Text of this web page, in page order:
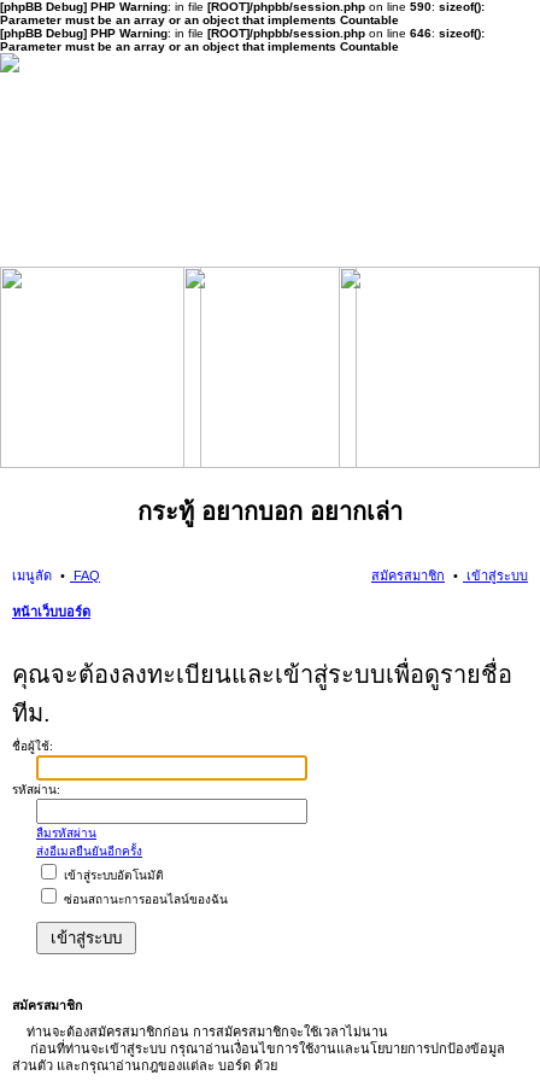
[phpBB Debug] PHP Warning: in file [ROOT]/phpbb/session.php on line 590: sizeof():
Parameter must be an array or an object that implements Countable
[phpBB Debug] PHP Warning: in file [ROOT]/phpbb/session.php on line 646: sizeof():
Parameter must be an array or an object that implements Countable
กระทู้ อยากบอก อยากเล่า
เมนูลัด FAQ เข้าสู่ระบบ
สมัครสมาชิก
หน้าเว็บบอร์ด
คุณจะต้องลงทะเบียนและเข้าสู่ระบบเพื่อดูรายชื่อ
ทีม.
ชื่อผู้ใช้:
รหัสผ่าน:
ลืมรหัสผ่าน
ส่งอีเมลยืนยันอีกครั้ง
เข้าสู่ระบบอัตโนมัติ
ซ่อนสถานะการออนไลน์ของฉัน
สมัครสมาชิก
ท่านจะต้องสมัครสมาชิกก่อน การสมัครสมาชิกจะใช้เวลาไม่นาน
ก่อนที่ท่านจะเข้าสู่ระบบ กรุณาอ่านเงื่อนไขการใช้งานและนโยบายการปกป้องข้อมูล
ส่วนตัว และกรุณาอ่านกฎของแต่ละ บอร์ด ด้วย